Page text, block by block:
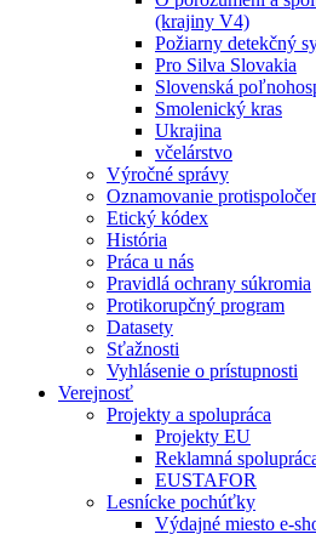
(krajiny V4)
Požiarny detekčný
Pro Silva Slovakia
Slovenská
Smolenický kras
Ukrajina
včelárstvo
Výročné správy
Oznamovanie
Etický kódex
História
Práca u nás
Pravidlá ochrany súkromia
Protikorupčný program
Datasety
Sťažnosti
Vyhlásenie o prístupnosti
Verejnosť
Projekty a spolupráca
Projekty EU
Reklamná
EUSTAFOR
Lesnícke pochúťky
Výdajné miesto e-